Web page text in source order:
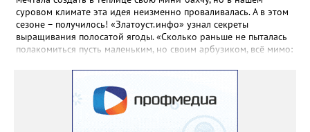
суровом климате эта идея неизменно проваливалась. А в этом
сезоне – получилось! «Златоуст.инфо» узнал секреты
выращивания полосатой ягоды. «Сколько раньше не пыталась
полакомиться пусть маленьким, но своим арбузиком, всё мимо:
«Златоуст.инфо» садовод. – В этом году посадила сорт так
называемых северных арбузов – «Юлия», а также «Коккоро»
(он жёлтый и, говорят, очень сладкий). Вот уже первый на пару
кило вызрел. Чтобы не оборвал плеть, подвешиваю своих
полосатиков в сетках из-под овощей или авоськах,